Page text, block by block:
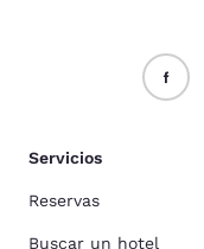
Servicios
Reservas
Buscar un hotel